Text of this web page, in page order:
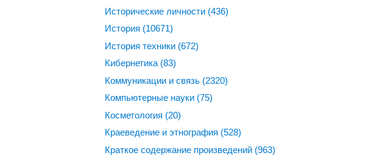
Исторические личности (436)
История (10671)
История техники (672)
Кибернетика (83)
Коммуникации и связь (2320)
Компьютерные науки (75)
Косметология (20)
Краеведение и этнография (528)
Краткое содержание произведений (963)